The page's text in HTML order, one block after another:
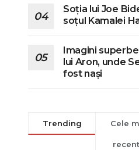
Soția lui Joe
soțul Kamalei
Imagini
lui Aron, unde
fost nași
Trending Cele